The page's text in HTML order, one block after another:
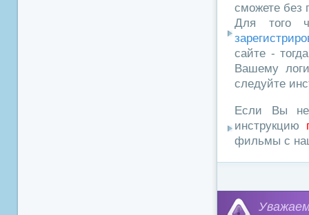
сможете без
Для того
сайте -
Вашему
следуйте
Если Вы не
инструкцию
фильмы с